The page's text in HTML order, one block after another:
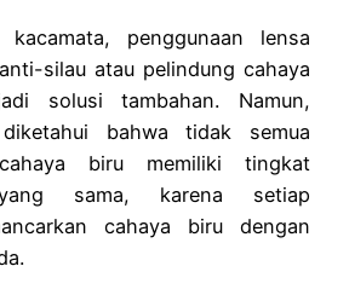
penggunaan lensa
silau atau pelindung cahaya
solusi tambahan. Namun,
bahwa tidak semua
biru memiliki tingkat
sama, karena setiap
cahaya biru dengan